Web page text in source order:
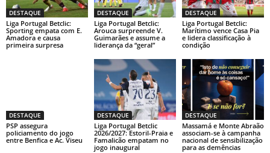
DESTAQUE
Liga Portugal Betclic:
Sporting empata com E.
Amadora e causa
primeira surpresa
DESTAQUE
Liga Portugal Betclic:
Arouca surpreende V.
Guimarães e assume a
liderança da “geral”
DESTAQUE
Liga Portugal Betclic:
Marítimo vence Casa Pia
e lidera classificação à
condição
DESTAQUE
PSP assegura
policiamento do jogo
entre Benfica e Ac. Viseu
DESTAQUE
Liga Portugal Betclic
2026/2027: Estoril-Praia e
Famalicão empatam no
jogo inaugural
DESTAQUE
Massamá e Monte Abraão
associam-se à campanha
nacional de sensibilização
para as demências